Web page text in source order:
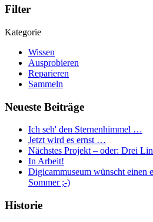
Filter
Kategorie
Wissen
Ausprobieren
Reparieren
Sammeln
Neueste Beiträge
Ich seh' den Sternenhimmel …
Jetzt wird es ernst …
Nächstes Projekt – oder: Drei
In Arbeit!
Digicammuseum wünscht einen
Sommer ;-)
Historie